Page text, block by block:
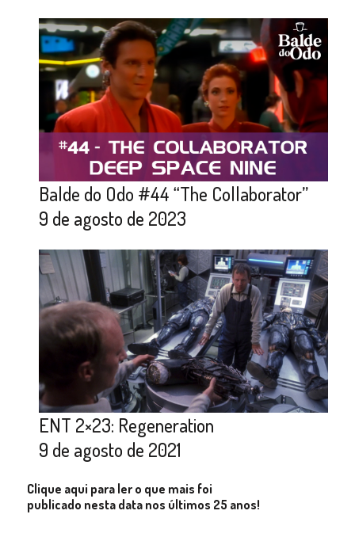
Balde do Odo #44 “The Collaborator”
9 de agosto de 2023
ENT 2×23: Regeneration
9 de agosto de 2021
Clique aqui para ler o que mais foi
publicado nesta data nos últimos 25 anos!